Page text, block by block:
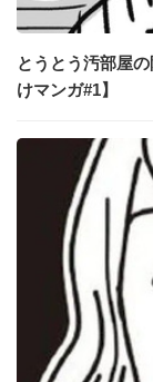
とうとう汚部屋
けマンガ#1】